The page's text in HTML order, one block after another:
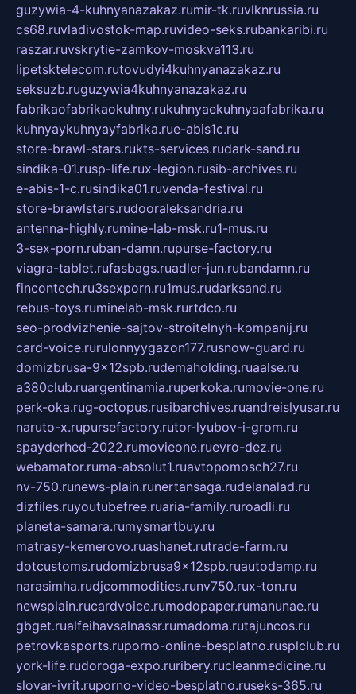
guzywia-4-kuhnyanazakaz.rumir-tk.ruvlknrussia.ru
cs68.ruvladivostok-map.ruvideo-seks.rubankaribi.ru
raszar.ruvskrytie-zamkov-moskva113.ru
lipetsktelecom.rutovudyi4kuhnyanazakaz.ru
seksuzb.ruguzywia4kuhnyanazakaz.ru
fabrikaofabrikaokuhny.rukuhnyaekuhnyaafabrika.ru
kuhnyaykuhnyayfabrika.rue-abis1c.ru
store-brawl-stars.rukts-services.rudark-sand.ru
sindika-01.rusp-life.rux-legion.rusib-archives.ru
e-abis-1-c.rusindika01.ruvenda-festival.ru
store-brawlstars.rudooraleksandria.ru
antenna-highly.rumine-lab-msk.ru1-mus.ru
3-sex-porn.ruban-damn.rupurse-factory.ru
viagra-tablet.rufasbags.ruadler-jun.rubandamn.ru
fincontech.ru3sexporn.ru1mus.rudarksand.ru
rebus-toys.ruminelab-msk.rurtdco.ru
seo-prodvizhenie-sajtov-stroitelnyh-kompanij.ru
card-voice.rurulonnyygazon177.rusnow-guard.ru
domizbrusa-9x12spb.rudemaholding.ruaalse.ru
a380club.ruargentinamia.ruperkoka.rumovie-one.ru
perk-oka.rug-octopus.rusibarchives.ruandreislyusar.ru
naruto-x.rupursefactory.rutor-lyubov-i-grom.ru
spayderhed-2022.rumovieone.ruevro-dez.ru
webamator.ruma-absolut1.ruavtopomosch27.ru
nv-750.runews-plain.runertansaga.rudelanalad.ru
dizfiles.ruyoutubefree.ruaria-family.ruroadli.ru
planeta-samara.rumysmartbuy.ru
matrasy-kemerovo.ruashanet.rutrade-farm.ru
dotcustoms.rudomizbrusa9x12spb.ruautodamp.ru
narasimha.rudjcommodities.runv750.rux-ton.ru
newsplain.rucardvoice.rumodopaper.rumanunae.ru
gbget.rualfeihavsalnassr.rumadoma.rutajuncos.ru
petrovkasports.ruporno-online-besplatno.rusplclub.ru
york-life.rudoroga-expo.ruribery.rucleanmedicine.ru
slovar-ivrit.ruporno-video-besplatno.ruseks-365.ru